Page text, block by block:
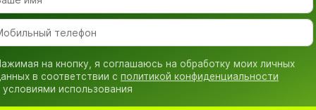
на кнопку, я соглашаюсь на обработку моих личных
в соответствии с политикой конфиденциальности
условиями использования